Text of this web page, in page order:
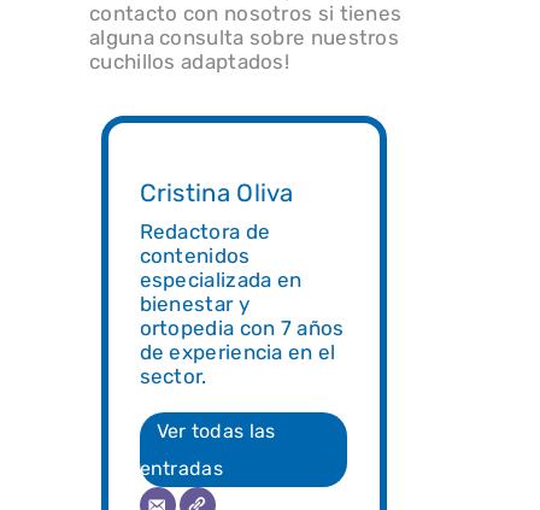
contacto con nosotros si tienes
alguna consulta sobre nuestros
cuchillos adaptados!
Cristina Oliva
Redactora de
contenidos
especializada en
bienestar y
ortopedia con 7 años
de experiencia en el
sector.
Ver todas las
entradas